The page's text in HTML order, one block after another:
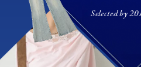
Selected by